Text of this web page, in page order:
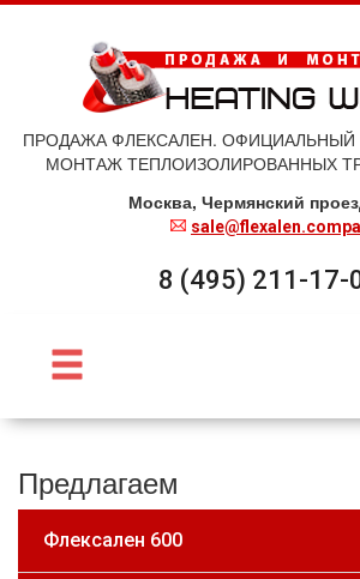
ПРОДАЖА ФЛЕКСАЛЕН.
МОНТАЖ ТЕПЛОИЗОЛИРОВАННЫХ
Москва, Чермянский
8 (495) 211-17-
Предлагаем
Флексален 600